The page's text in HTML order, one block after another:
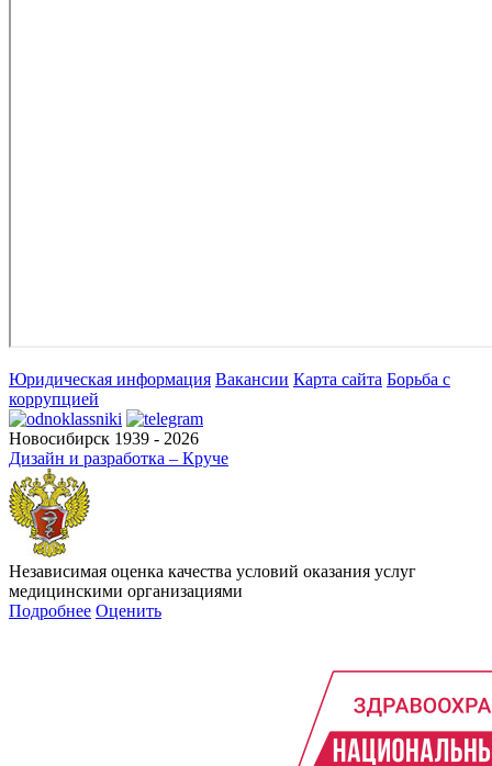
Юридическая информация Вакансии Карта сайта Борьба с
коррупцией
Новосибирск 1939 - 2026
Дизайн и разработка – Круче
Независимая оценка качества условий оказания услуг
медицинскими организациями
Подробнее Оценить